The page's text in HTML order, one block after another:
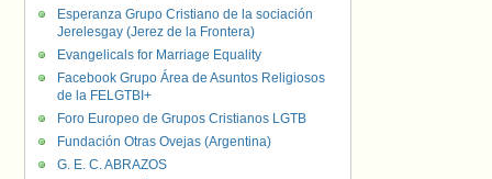
Esperanza Grupo Cristiano de la sociación
Jerelesgay (Jerez de la Frontera)
Evangelicals for Marriage Equality
Facebook Grupo Área de Asuntos Religiosos
de la FELGTBI+
Foro Europeo de Grupos Cristianos LGTB
Fundación Otras Ovejas (Argentina)
G. E. C. ABRAZOS